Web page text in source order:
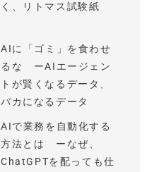
く、リトマス試験紙
AIに「ゴミ」を食わせ
るな ーAIエージェン
トが賢くなるデータ、
バカになるデータ
AIで業務を自動化する
方法とは ーなぜ、
ChatGPTを配っても仕